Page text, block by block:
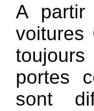
A partir
voitures
portes
sont